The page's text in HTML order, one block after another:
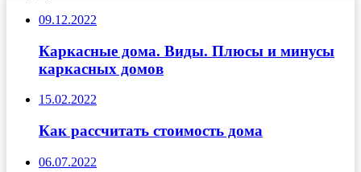
09.12.2022
Каркасные дома. Виды. Плюсы и минусы
каркасных домов
15.02.2022
Как рассчитать стоимость дома
06.07.2022